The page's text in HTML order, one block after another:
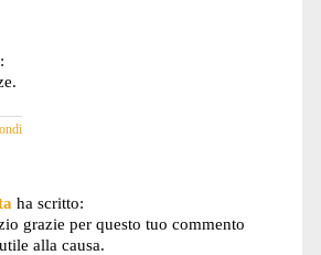
ha scritto:
grazie per questo tuo commento
alla causa.